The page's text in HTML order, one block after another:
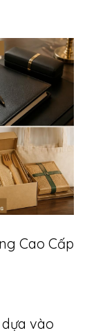
Cao Cấp
vào